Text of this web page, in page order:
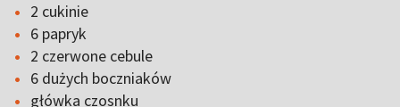
2 cukinie
6 papryk
2 czerwone cebule
6 dużych boczniaków
główka czosnku